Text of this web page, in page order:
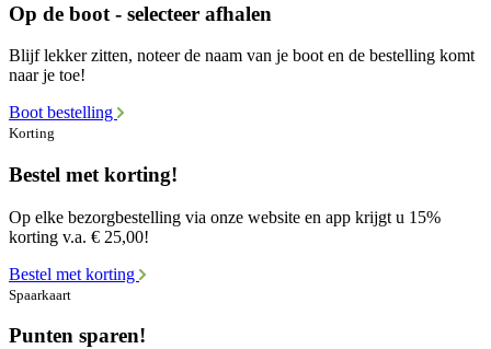
Op de boot - selecteer afhalen
Blijf lekker zitten, noteer de naam van je boot en de bestelling komt
naar je toe!
Boot bestelling
Korting
Bestel met korting!
Op elke bezorgbestelling via onze website en app krijgt u 15%
korting v.a. € 25,00!
Bestel met korting
Spaarkaart
Punten sparen!